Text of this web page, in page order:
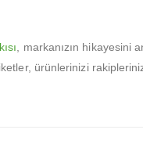
, markanızın
ürünlerinizi